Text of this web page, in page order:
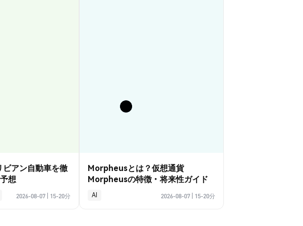
アン自動車を徹
想
2026-08-07 15-20分
Morpheusとは？仮想通貨
Morpheusの特徴・将来性ガイド
AI 2026-08-07 15-20分